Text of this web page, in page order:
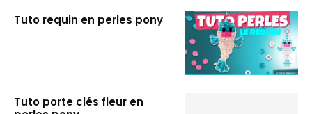
Tuto requin en perles pony
Tuto porte clés fleur en